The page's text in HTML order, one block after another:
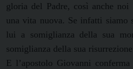
gloria del Padre, così anche noi
una vita nuova. Se infatti siamo
lui a somiglianza della sua
somiglianza della sua
E l’apostolo Giovanni